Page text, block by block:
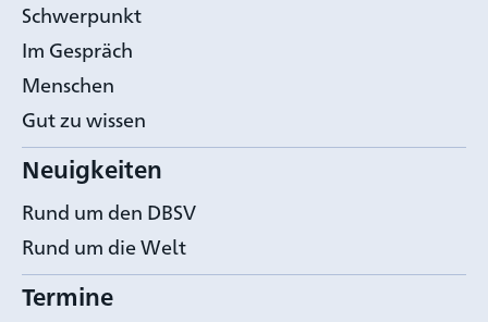
Schwerpunkt
Im Gespräch
Menschen
Gut zu wissen
Neuigkeiten
Rund um den DBSV
Rund um die Welt
Termine